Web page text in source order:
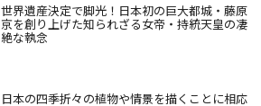
世界遺産決定で脚光！日本初の巨大都城・藤原
京を創り上げた知られざる女帝・持統天皇の凄
絶な執念
日本の四季折々の植物や情景を描くことに相応